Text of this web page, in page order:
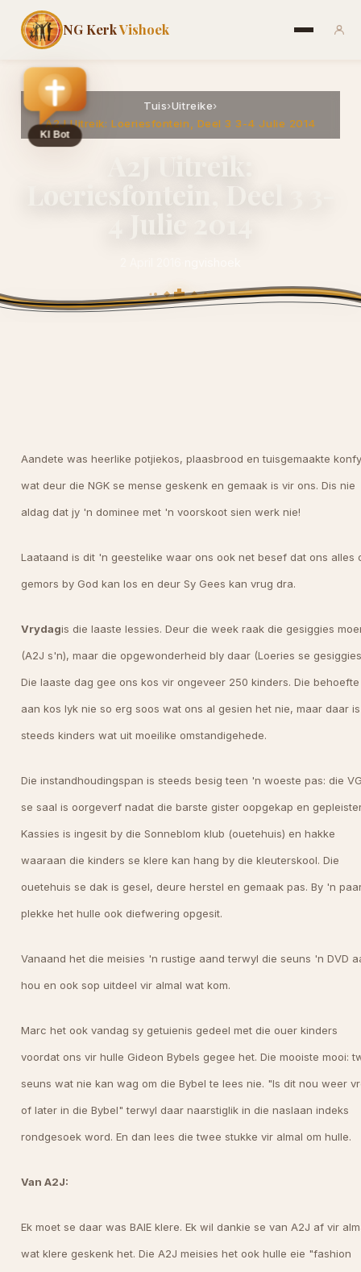
NG KerkVishoek
Tuis›Uitreike›
A2J Uitreik: Loeriesfontein, Deel 3 3-4 Julie 2014
Aandete was heerlike potjiekos, plaasbrood en tuisgemaakte
wat deur die NGK se mense geskenk en gemaak is vir ons. Dis nie
aldag dat jy 'n dominee met 'n voorskoot sien werk nie!
Laataand is dit 'n geestelike waar ons ook net besef dat ons alles
gemors by God kan los en deur Sy Gees kan vrug dra.
Vrydagis die laaste lessies. Deur die week raak die gesiggies
(A2J s'n), maar die opgewonderheid bly daar (Loeries se
Die laaste dag gee ons kos vir ongeveer 250 kinders. Die behoefte
aan kos lyk nie so erg soos wat ons al gesien het nie, maar daar is
steeds kinders wat uit moeilike omstandigehede.
Die instandhoudingspan is steeds besig teen 'n woeste pas: die
se saal is oorgeverf nadat die barste gister oopgekap en
Kassies is ingesit by die Sonneblom klub (ouetehuis) en hakke
waaraan die kinders se klere kan hang by die kleuterskool. Die
ouetehuis se dak is gesel, deure herstel en gemaak pas. By 'n
plekke het hulle ook diefwering opgesit.
Vanaand het die meisies 'n rustige aand terwyl die seuns 'n DVD
hou en ook sop uitdeel vir almal wat kom.
Marc het ook vandag sy getuienis gedeel met die ouer kinders
voordat ons vir hulle Gideon Bybels gegee het. Die mooiste mooi:
seuns wat nie kan wag om die Bybel te lees nie. "Is dit nou weer
of later in die Bybel" terwyl daar naarstiglik in die naslaan indeks
rondgesoek word. En dan lees die twee stukke vir almal om hulle.
Van A2J:
Ek moet se daar was BAIE klere. Ek wil dankie se van A2J af vir
wat klere geskenk het. Die A2J meisies het ook hulle eie "fashion